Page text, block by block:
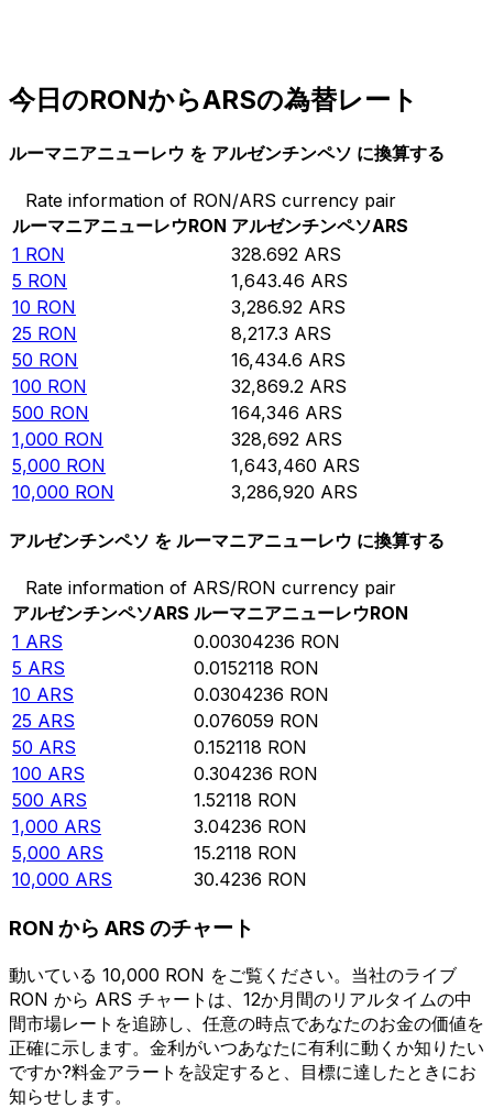
今日のRONからARSの為替レート
ルーマニアニューレウ を アルゼンチンペソ に換算する
Rate information of RON/ARS currency pair
ルーマニアニューレウRON アルゼンチンペソARS
1 RON 328.692 ARS
5 RON 1,643.46 ARS
10 RON 3,286.92 ARS
25 RON 8,217.3 ARS
50 RON 16,434.6 ARS
100 RON 32,869.2 ARS
500 RON 164,346 ARS
1,000 RON 328,692 ARS
5,000 RON 1,643,460 ARS
10,000 RON 3,286,920 ARS
アルゼンチンペソ を ルーマニアニューレウ に換算する
Rate information of ARS/RON currency pair
アルゼンチンペソARS ルーマニアニューレウRON
1 ARS 0.00304236 RON
5 ARS 0.0152118 RON
10 ARS 0.0304236 RON
25 ARS 0.076059 RON
50 ARS 0.152118 RON
100 ARS 0.304236 RON
500 ARS 1.52118 RON
1,000 ARS 3.04236 RON
5,000 ARS 15.2118 RON
10,000 ARS 30.4236 RON
RON から ARS のチャート
動いている 10,000 RON をご覧ください。当社のライブ
RON から ARS チャートは、12か月間のリアルタイムの中
間市場レートを追跡し、任意の時点であなたのお金の価値を
正確に示します。金利がいつあなたに有利に動くか知りたい
ですか?料金アラートを設定すると、目標に達したときにお
知らせします。